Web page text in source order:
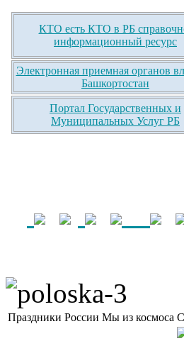
КТО есть КТО в РБ
информационный ресурс
Электронная приемная органов
Башкортостан
Портал Государственных и
Муниципальных Услуг РБ
Праздники России Мы из космоса